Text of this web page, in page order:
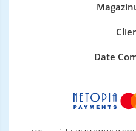
Date